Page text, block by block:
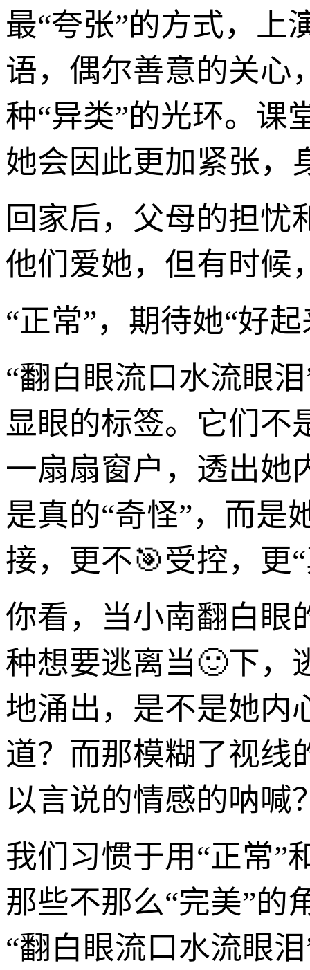
最“夸张”的方式，上
语，偶尔善意的关心
种“异类”的光环。课
她会因此更加紧张，
回家后，父母的担忧
他们爱她，但有时
“正常”，期待她“好起
“翻白眼流口水流眼
显眼的标签。它们不
一扇扇窗户，透出她
是真的“奇怪”，而是
接，更不🎯受控，更
你看，当小南翻白眼
种想要逃离当🙂下，
地涌出，是不是她内
道？而那模糊了视线
以言说的情感的呐喊
我们习惯于用“正常”
那些不那么“完美”的
“翻白眼流口水流眼